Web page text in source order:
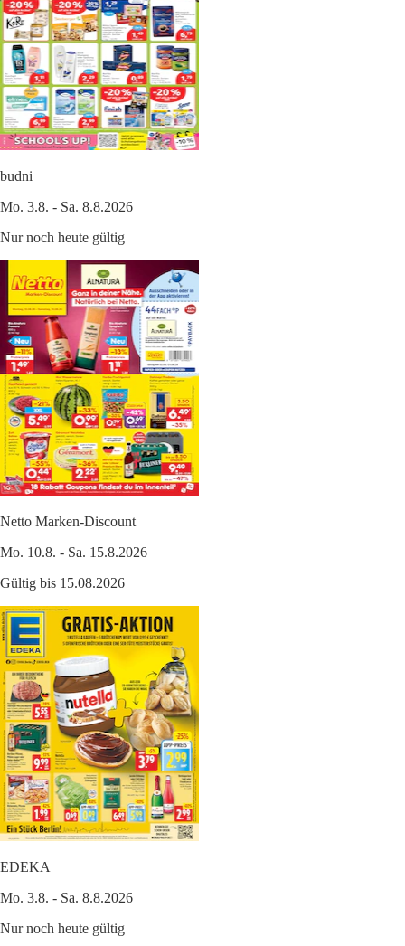
budni
Mo. 3.8. - Sa. 8.8.2026
Nur noch heute gültig
Netto Marken-Discount
Mo. 10.8. - Sa. 15.8.2026
Gültig bis 15.08.2026
EDEKA
Mo. 3.8. - Sa. 8.8.2026
Nur noch heute gültig